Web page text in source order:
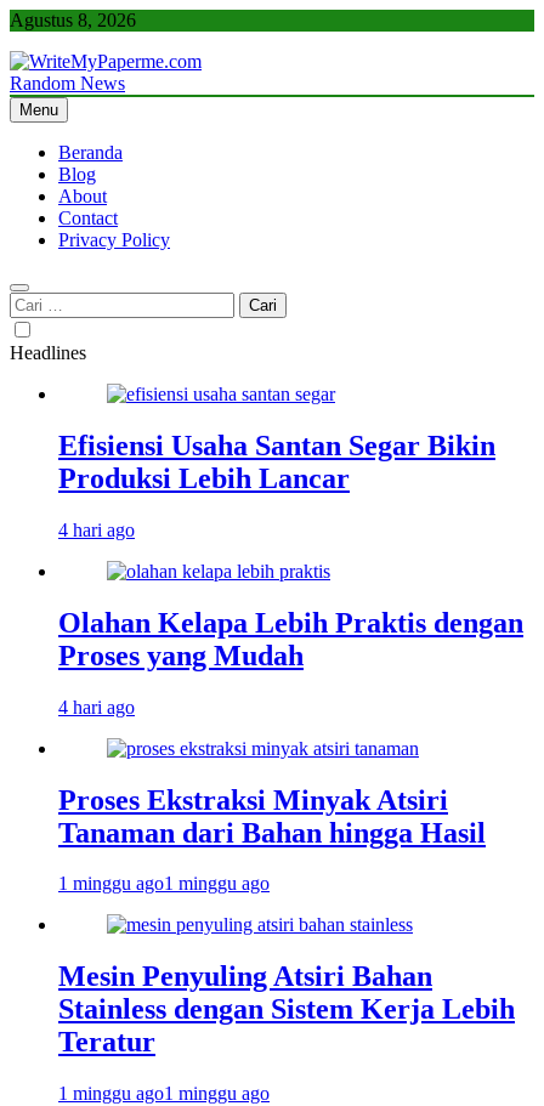
Skip
content
Agustus 8, 2026
WriteMyPaperme.com
Bisnis, Kuliner, Teknologi
Random News
Menu
Beranda
Blog
About
Contact
Privacy Policy
Cari
untuk:
Headlines
Efisiensi Usaha Santan Segar Bikin
Produksi Lebih Lancar
4 hari ago
Olahan Kelapa Lebih Praktis dengan
Proses yang Mudah
4 hari ago
Proses Ekstraksi Minyak Atsiri
Tanaman dari Bahan hingga Hasil
1 minggu ago1 minggu ago
Mesin Penyuling Atsiri Bahan
Stainless dengan Sistem Kerja Lebih
Teratur
1 minggu ago1 minggu ago